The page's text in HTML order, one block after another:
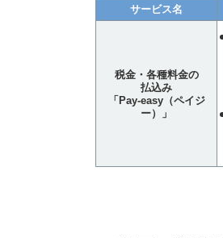
サービス名
税金・各種料金の
払込み
「Pay-easy（ペイジ
ー）」